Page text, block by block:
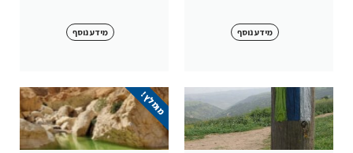
מידע נוסף מידע נוסף
מומלץ !